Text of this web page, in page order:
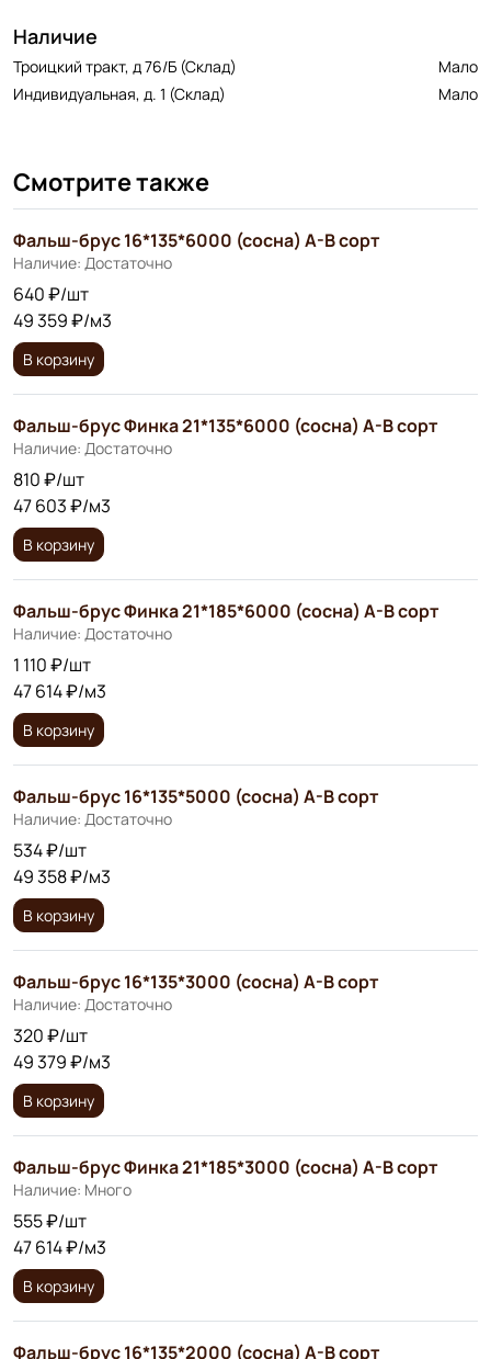
Наличие
Троицкий тракт, д 76/Б (Склад)
Мало
Индивидуальная, д. 1 (Склад)
Мало
Смотрите также
Фальш-брус 16*135*6000 (сосна) A-B сорт
Наличие: Достаточно
640 ₽/шт
49 359 ₽/м3
В корзину
Фальш-брус Финка 21*135*6000 (сосна) А-В сорт
Наличие: Достаточно
810 ₽/шт
47 603 ₽/м3
В корзину
Фальш-брус Финка 21*185*6000 (сосна) А-В сорт
Наличие: Достаточно
1 110 ₽/шт
47 614 ₽/м3
В корзину
Фальш-брус 16*135*5000 (сосна) A-B сорт
Наличие: Достаточно
534 ₽/шт
49 358 ₽/м3
В корзину
Фальш-брус 16*135*3000 (сосна) A-B сорт
Наличие: Достаточно
320 ₽/шт
49 379 ₽/м3
В корзину
Фальш-брус Финка 21*185*3000 (сосна) А-В сорт
Наличие: Много
555 ₽/шт
47 614 ₽/м3
В корзину
Фальш-брус 16*135*2000 (сосна) А-В сорт